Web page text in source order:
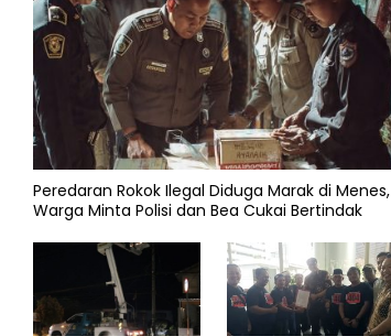
Peredaran Rokok Ilegal Diduga Marak di Menes,
Warga Minta Polisi dan Bea Cukai Bertindak